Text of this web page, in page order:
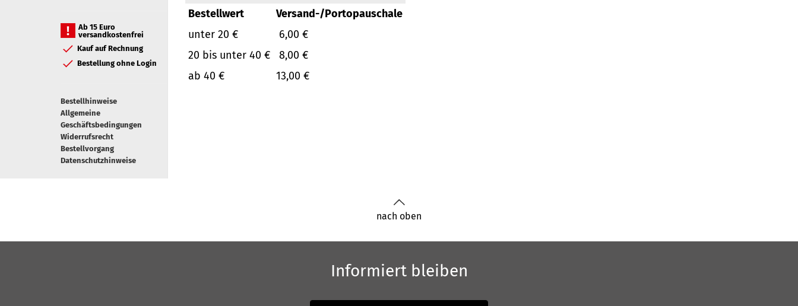
Ab 15 Euro
versandkostenfrei
Kauf auf Rechnung
Bestellung ohne Login
Bestellhinweise
Allgemeine
Geschäftsbedingungen
Widerrufsrecht
Bestellvorgang
Datenschutzhinweise
Bestellwert
Versand-/Portopauschale
unter 20 €
6,00 €
20 bis unter 40 €
8,00 €
ab 40 €
13,00 €
nach oben
Informiert bleiben